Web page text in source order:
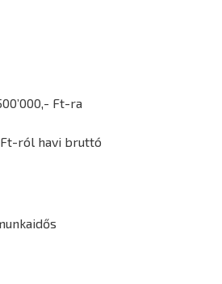
Ft-ra
Ft-ról havi bruttó